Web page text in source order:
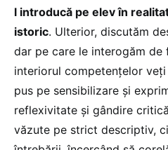
l introducă pe elev în
istoric. Ulterior, discutăm
dar pe care le interogăm
interiorul competențelor
pus pe sensibilizare și
reflexivitate și gândire
văzute pe strict descriptiv,